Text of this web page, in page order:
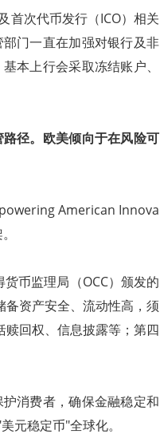
首次代币发行（ICO）相关
门一直在加强对银行及非
本上行会采取冻结账户、
径。欧美倾向于在风险可
American Innova
币监理局（OCC）颁发的
备资产安全、流动性高，须
赎回权、信息披露等；第四
消费者，确保金融稳定和
元稳定币"全球化。